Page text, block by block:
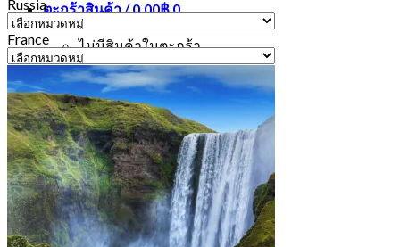
ตะกร้าสินค้า /0.00฿0
ไม่มีสินค้าในตะกร้า
ค้นหา:
0
ตะกร้าสินค้า
ไม่มีสินค้าในตะกร้า
Russia
Russia
France
France